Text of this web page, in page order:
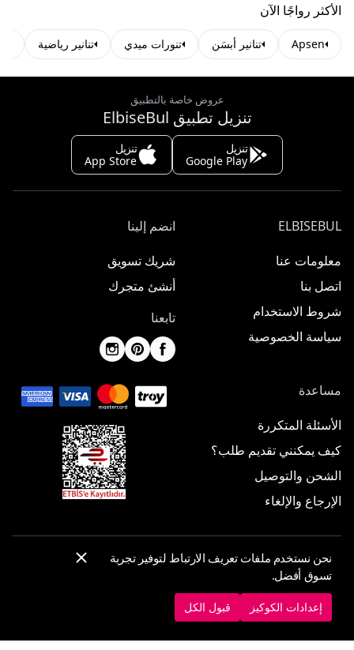
الأكثر رواجًا الآن
Apsen تنانير أبسَن تنورات ميدي تنانير رياضية
عروض خاصة بالتطبيق
تنزيل تطبيق ElbiseBul
تنزيل
Google Play
تنزيل
App Store
ELBISEBUL
معلومات عنا
اتصل بنا
شروط الاستخدام
سياسة الخصوصية
انضم إلينا
شريك تسويق
أنشئ متجرك
تابعنا
مساعدة
الأسئلة المتكررة
كيف يمكنني تقديم طلب؟
الشحن والتوصيل
الإرجاع والإلغاء
إعدادات الكوكيز
نحن نستخدم ملفات تعريف الارتباط لتوفير تجربة
تسوق أفضل.
إعدادات الكوكيز قبول الكل